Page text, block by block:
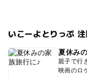
いこーよとりっぷ
夏休み
親子で行
映画のロ